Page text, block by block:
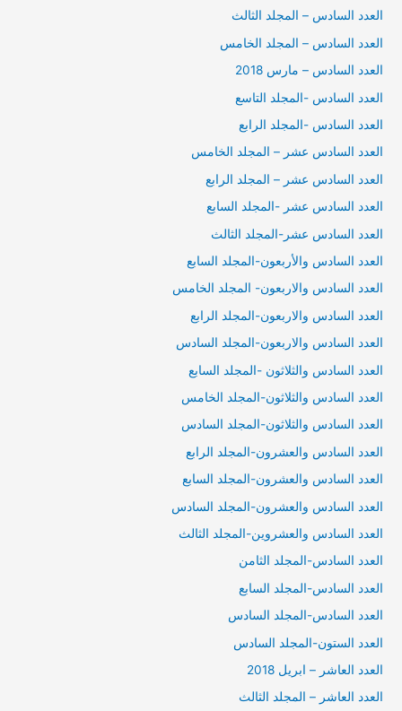
العدد السادس – المجلد الثالث
العدد السادس – المجلد الخامس
العدد السادس – مارس 2018
العدد السادس -المجلد التاسع
العدد السادس -المجلد الرابع
العدد السادس عشر – المجلد الخامس
العدد السادس عشر – المجلد الرابع
العدد السادس عشر -المجلد السابع
العدد السادس عشر-المجلد الثالث
العدد السادس والأربعون-المجلد السابع
العدد السادس والاربعون- المجلد الخامس
العدد السادس والاربعون-المجلد الرابع
العدد السادس والاربعون-المجلد السادس
العدد السادس والثلاثون -المجلد السابع
العدد السادس والثلاثون-المجلد الخامس
العدد السادس والثلاثون-المجلد السادس
العدد السادس والعشرون-المجلد الرابع
العدد السادس والعشرون-المجلد السابع
العدد السادس والعشرون-المجلد السادس
العدد السادس والعشروين-المجلد الثالث
العدد السادس-المجلد الثامن
العدد السادس-المجلد السابع
العدد السادس-المجلد السادس
العدد الستون-المجلد السادس
العدد العاشر – ابريل 2018
العدد العاشر – المجلد الثالث